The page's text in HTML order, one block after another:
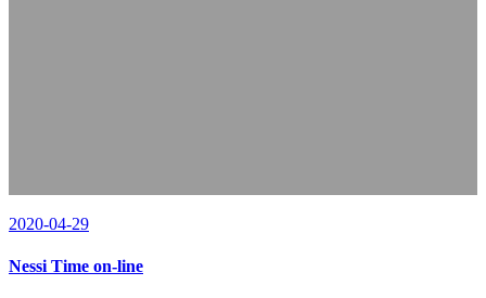
2020-04-29
Nessi Time on-line